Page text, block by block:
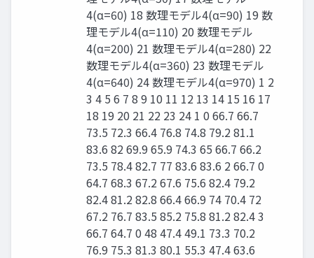
4(α=60) 18 数理モデル4(α=90) 19 数
理モデル4(α=110) 20 数理モデル
4(α=200) 21 数理モデル4(α=280) 22
数理モデル4(α=360) 23 数理モデル
4(α=640) 24 数理モデル4(α=970) 1 2
3 4 5 6 7 8 9 10 11 12 13 14 15 16 17
18 19 20 21 22 23 24 1 0 66.7 66.7
73.5 72.3 66.4 76.8 74.8 79.2 81.1
83.6 82 69.9 65.9 74.3 65 66.7 66.2
73.5 78.4 82.7 77 83.6 83.6 2 66.7 0
64.7 68.3 67.2 67.6 75.6 82.4 79.2
82.4 81.2 82.8 66.4 66.9 74 70.4 72
67.2 76.7 83.5 85.2 75.8 81.2 82.4 3
66.7 64.7 0 48 47.4 49.1 73.3 70.2
76.9 75.3 81.3 80.1 55.3 47.4 63.6